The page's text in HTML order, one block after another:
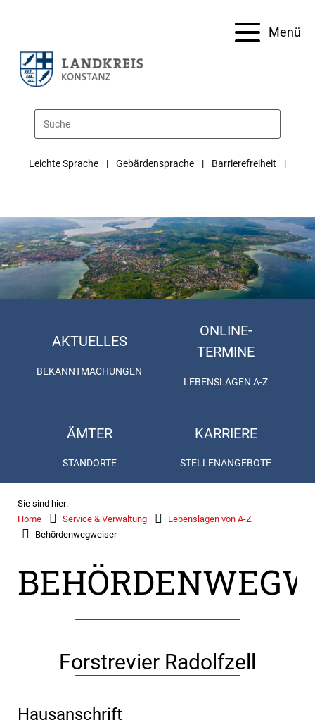
Menü
Leichte Sprache Gebärdensprache Barrierefreiheit
AKTUELLES
BEKANNTMACHUNGEN
ONLINE-
TERMINE
LEBENSLAGEN A-Z
ÄMTER
STANDORTE
KARRIERE
STELLENANGEBOTE
Sie sind hier:
Home
Service & Verwaltung
Lebenslagen von A-Z
Behördenwegweiser
Forstrevier Radolfzell
Hausanschrift